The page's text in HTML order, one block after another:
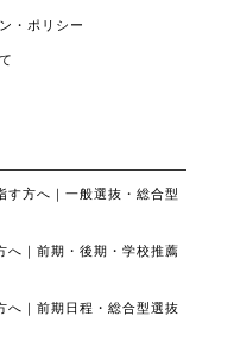
・ポリシー
す方へ｜一般選抜・総合型
へ｜前期・後期・学校推薦
へ｜前期日程・総合型選抜